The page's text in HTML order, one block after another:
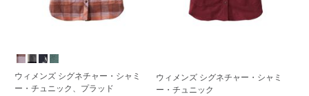
ウィメンズ シグネチャー・シャミ
ー・チュニック、プラッド
ウィメンズ シグネチャー・シャミ
ー・チュニック